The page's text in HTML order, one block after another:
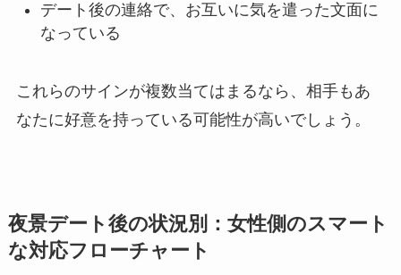
デート後の連絡で、お互いに気を遣った文面に
なっている
これらのサインが複数当てはまるなら、相手もあ
なたに好意を持っている可能性が高いでしょう。
夜景デート後の状況別：女性側のスマート
な対応フローチャート